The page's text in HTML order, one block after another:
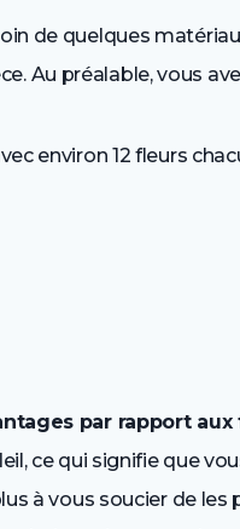
de quelques
Au préalable, vous
environ 12 fleurs
par rapport
ce qui signifie que
à vous soucier de